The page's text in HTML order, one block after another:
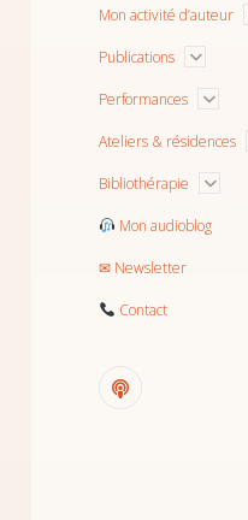
Mon activité d’auteur
Publications
Ouvrir
menu
Performances
Ouvrir
menu
Ateliers & résidences
Bibliothérapie
Ouvrir
menu
Mon audioblog
✉ Newsletter
Contact
podcast